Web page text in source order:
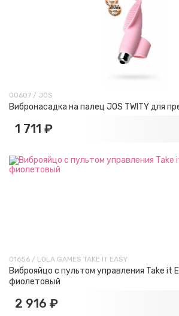
00607 / JOS
Вибронасадка на палец JOS TWITY для
1 711 ₽
01656 / LOLA GAMES TAKE IT EASY
Виброяйцо с пультом управления Take it
фиолетовый
2 916 ₽